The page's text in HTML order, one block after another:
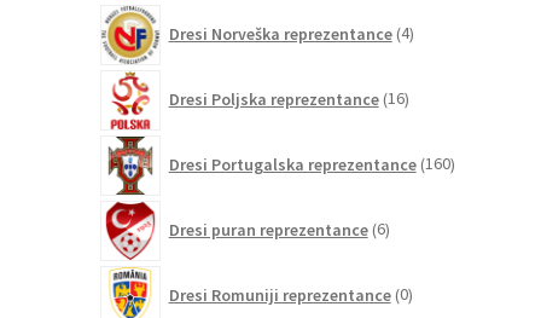
Dresi Norveška reprezentance 4izdelki
Dresi Poljska reprezentance 16izdelkov
Dresi Portugalska reprezentance 160izdelkov
Dresi puran reprezentance 6izdelkov
Dresi Romuniji reprezentance 0izdelkov